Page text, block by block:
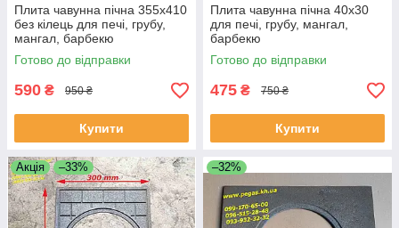
Плита чавунна пічна 355х410
без кілець для печі, грубу,
мангал, барбекю
Готово до відправки
590 ₴ 950 ₴
Купити
Плита чавунна пічна 40х30
для печі, грубу, мангал,
барбекю
Готово до відправки
475 ₴ 750 ₴
Купити
Акція –33% –32%